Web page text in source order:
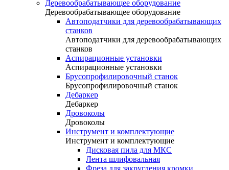
Деревообрабатывающее оборудование
Деревообрабатывающее оборудование
Автоподатчики для деревообрабатывающих
станков
Автоподатчики для деревообрабатывающих
станков
Аспирационные установки
Аспирационные установки
Брусопрофилировочный станок
Брусопрофилировочный станок
Дебаркер
Дебаркер
Дровоколы
Дровоколы
Инструмент и комплектующие
Инструмент и комплектующие
Дисковая пила для МКС
Лента шлифовальная
Фреза для закругления кромки